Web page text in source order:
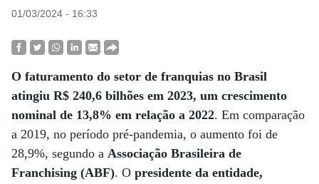
01/03/2024 - 16:33
O faturamento do setor de franquias no Brasil
atingiu R$ 240,6 bilhões em 2023, um crescimento
nominal de 13,8% em relação a 2022. Em comparação
a 2019, no período pré-pandemia, o aumento foi de
28,9%, segundo a Associação Brasileira de
Franchising (ABF). O presidente da entidade,